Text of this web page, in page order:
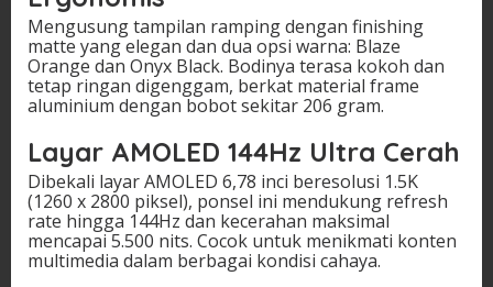
Mengusung tampilan ramping dengan finishing
matte yang elegan dan dua opsi warna: Blaze
Orange dan Onyx Black. Bodinya terasa kokoh dan
tetap ringan digenggam, berkat material frame
aluminium dengan bobot sekitar 206 gram.
Layar AMOLED 144Hz Ultra Cerah
Dibekali layar AMOLED 6,78 inci beresolusi 1.5K
(1260 x 2800 piksel), ponsel ini mendukung refresh
rate hingga 144Hz dan kecerahan maksimal
mencapai 5.500 nits. Cocok untuk menikmati konten
multimedia dalam berbagai kondisi cahaya.